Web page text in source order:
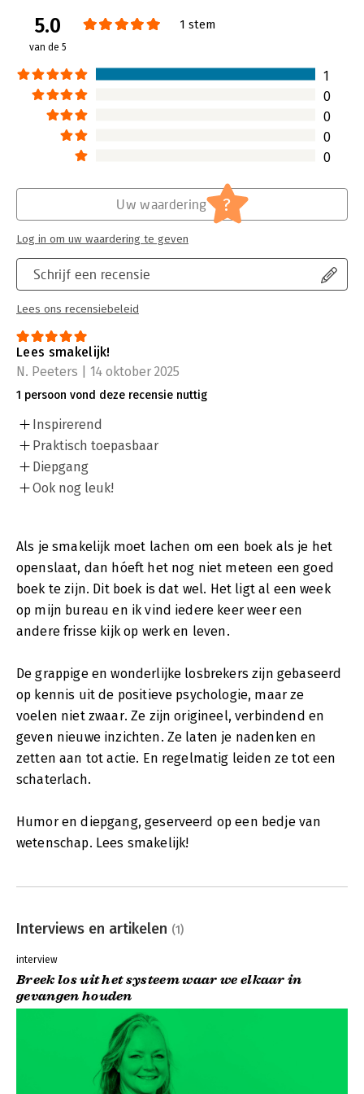
Verschijningsdatum:
21-8-2025
Hoofdrubriek:
5.0
van de 5
1 stem
1
0
0
0
0
Schrijf een recensie
Lees ons recensiebeleid
Uw waardering ?
Log in om uw waardering te geven
Lees smakelijk!
N. Peeters | 14 oktober 2025
1 persoon vond deze recensie nuttig
Inspirerend
Praktisch toepasbaar
Diepgang
Ook nog leuk!
Als je smakelijk moet lachen om een boek als je het
openslaat, dan hóeft het nog niet meteen een goed
boek te zijn. Dit boek is dat wel. Het ligt al een week
op mijn bureau en ik vind iedere keer weer een
andere frisse kijk op werk en leven.
De grappige en wonderlijke losbrekers zijn gebaseerd
op kennis uit de positieve psychologie, maar ze
voelen niet zwaar. Ze zijn origineel, verbindend en
geven nieuwe inzichten. Ze laten je nadenken en
zetten aan tot actie. En regelmatig leiden ze tot een
schaterlach.
Humor en diepgang, geserveerd op een bedje van
wetenschap. Lees smakelijk!
Interviews en artikelen (1)
interview
Breek los uit het systeem waar we elkaar in
gevangen houden